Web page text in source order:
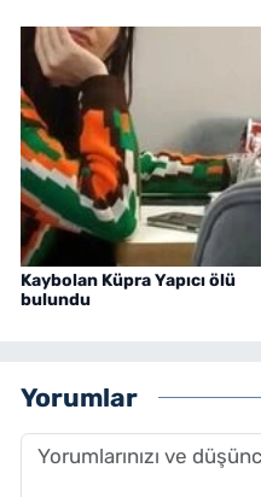
Kaybolan Küpra Yapıcı ölü
bulundu
Yorumlar